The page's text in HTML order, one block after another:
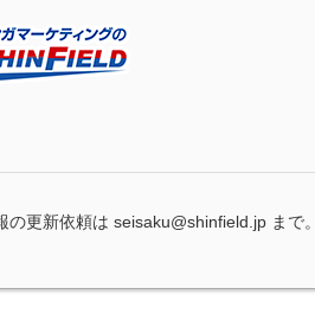
更新依頼は seisaku@shinfield.jp まで